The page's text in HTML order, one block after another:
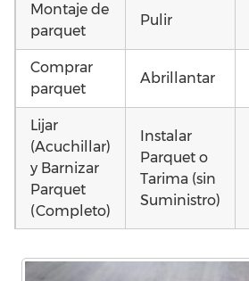
Montaje de
parquet
Pulir
Comprar
parquet
Abrillantar
Lijar
(Acuchillar)
y Barnizar
Parquet
(Completo)
Instalar
Parquet o
Tarima (sin
Suministro)